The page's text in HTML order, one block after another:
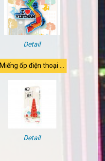
Detail
Miếng ốp điện thoại ...
Detail